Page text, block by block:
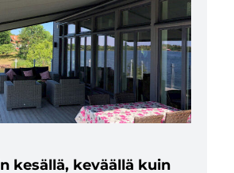
kesällä, keväällä kuin